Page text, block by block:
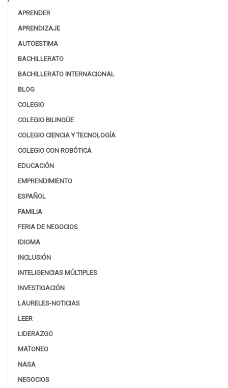
APRENDER
APRENDIZAJE
AUTOESTIMA
BACHILLERATO
BACHILLERATO INTERNACIONAL
BLOG
COLEGIO
COLEGIO BILINGÜE
COLEGIO CIENCIA Y TECNOLOGÍA
COLEGIO CON ROBÓTICA
EDUCACIÓN
EMPRENDIMIENTO
ESPAÑOL
FAMILIA
FERIA DE NEGOCIOS
IDIOMA
INCLUSIÓN
INTELIGENCIAS MÚLTIPLES
INVESTIGACIÓN
LAURELES-NOTICIAS
LEER
LIDERAZGO
MATONEO
NASA
NEGOCIOS